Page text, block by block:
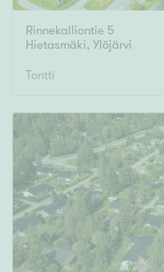
Rinnekalliontie 5
Hietasmäki, Ylöjärvi
Tontti